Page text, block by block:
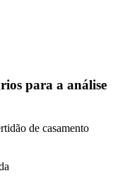
para a análise
de casamento